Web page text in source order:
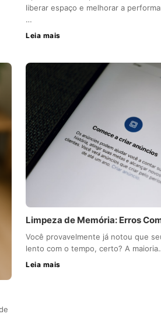
liberar espaço e melhorar a
…
Leia mais
Limpeza de Memória: Erros
Você provavelmente já notou que
lento com o tempo, certo? A
Leia mais